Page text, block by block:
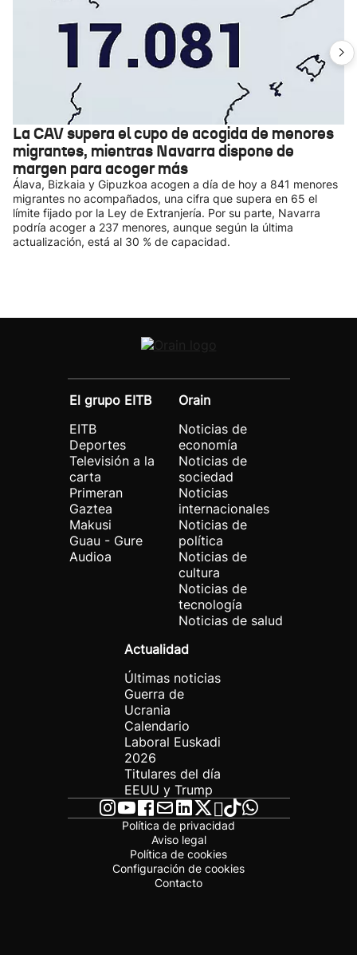
La CAV supera el cupo de acogida de menores
migrantes, mientras Navarra dispone de
margen para acoger más
Álava, Bizkaia y Gipuzkoa acogen a día de hoy a 841 menores
migrantes no acompañados, una cifra que supera en 65 el
límite fijado por la Ley de Extranjería. Por su parte, Navarra
podría acoger a 237 menores, aunque según la última
actualización, está al 30 % de capacidad.
El grupo EITB
EITB
Deportes
Televisión a la
carta
Primeran
Gaztea
Makusi
Guau - Gure
Audioa
Orain
Noticias de
economía
Noticias de
sociedad
Noticias
internacionales
Noticias de
política
Noticias de
cultura
Noticias de
tecnología
Noticias de salud
Actualidad
Últimas noticias
Guerra de
Ucrania
Calendario
Laboral Euskadi
2026
Titulares del día
EEUU y Trump
Política de privacidad
Aviso legal
Política de cookies
Configuración de cookies
Contacto